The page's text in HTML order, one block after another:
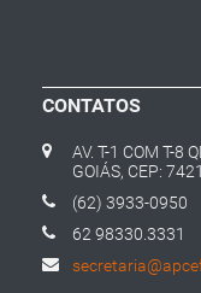
CONTATOS
AV. T-1 COM T-8
GOIÁS, CEP:
(62) 3933-0950
62 98330.3331